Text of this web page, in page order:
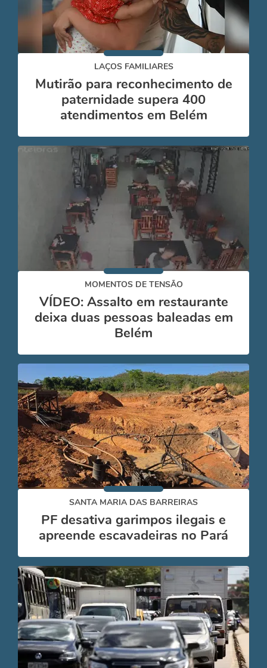
LAÇOS FAMILIARES
Mutirão para reconhecimento de
paternidade supera 400
atendimentos em Belém
MOMENTOS DE TENSÃO
VÍDEO: Assalto em restaurante
deixa duas pessoas baleadas em
Belém
SANTA MARIA DAS BARREIRAS
PF desativa garimpos ilegais e
apreende escavadeiras no Pará